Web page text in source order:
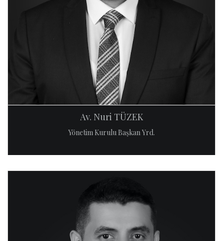
Av. Nuri TÜZEK
Yönetim Kurulu Başkan Yrd.